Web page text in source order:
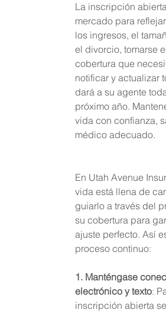
La inscripción
mercado para
los ingresos, el
el divorcio, tomarse
cobertura que
notificar y actualizar
dará a su agente
próximo año.
vida con confianza,
médico adecuado.
En Utah Avenue
vida está llena de
guiarlo a través del
su cobertura para
ajuste perfecto. Así
proceso continuo:
1. Manténgase
electrónico y texto:
inscripción abierta